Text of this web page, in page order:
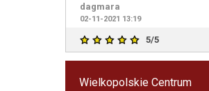
dagmara
02-11-2021 13:19
5/5
Wielkopolskie Centrum